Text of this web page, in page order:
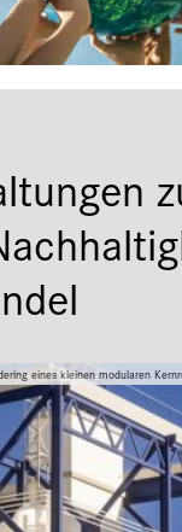
eines kleinen modularen